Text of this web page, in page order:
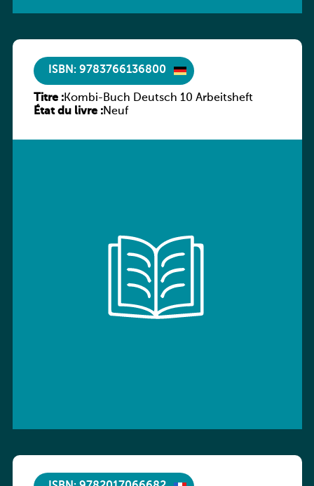
ISBN: 9783766136800
Titre :Kombi-Buch Deutsch 10 Arbeitsheft
État du livre :Neuf